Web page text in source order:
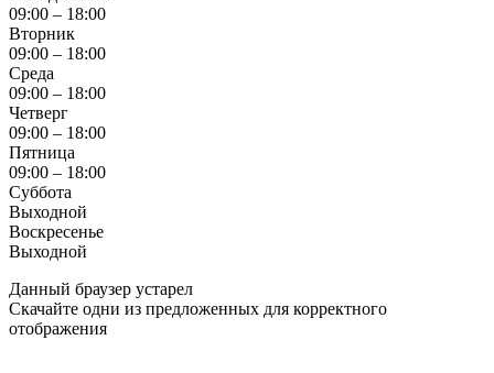
09:00 – 18:00
Вторник
09:00 – 18:00
Среда
09:00 – 18:00
Четверг
09:00 – 18:00
Пятница
09:00 – 18:00
Суббота
Выходной
Воскресенье
Выходной
Данный браузер устарел
Скачайте одни из предложенных для корректного
отображения